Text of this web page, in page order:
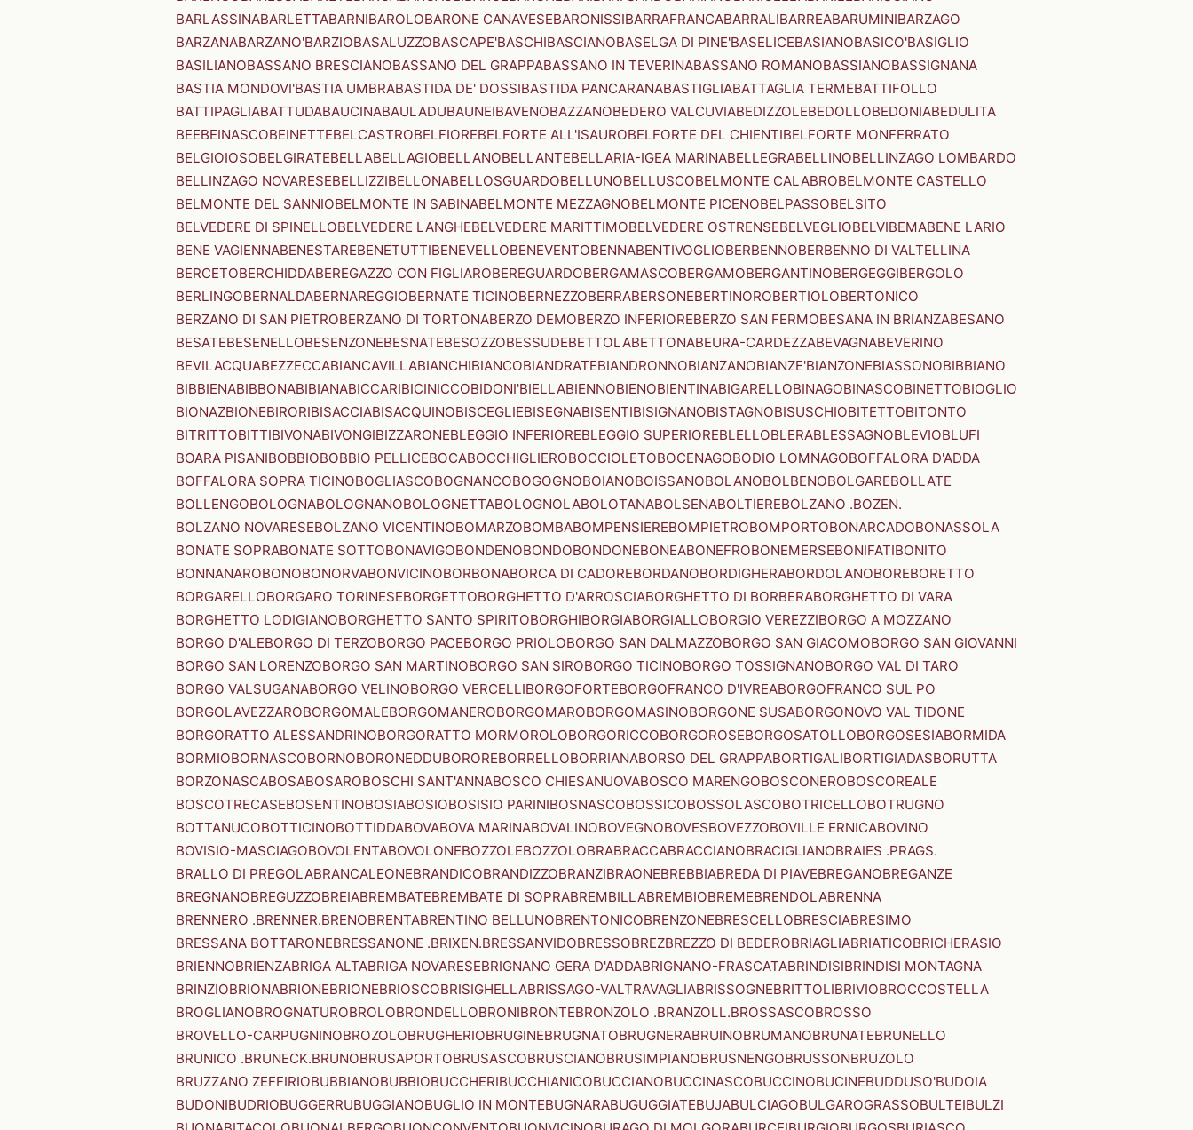
BARLASSINABARLETTABARNIBAROLOBARONE CANAVESEBARONISSIBARRAFRANCABARRALIBARREABARUMINIBARZAGO
BARZANABARZANO'BARZIOBASALUZZOBASCAPE'BASCHIBASCIANOBASELGA DI PINE'BASELICEBASIANOBASICO'BASIGLIO
BASILIANOBASSANO BRESCIANOBASSANO DEL GRAPPABASSANO IN TEVERINABASSANO ROMANOBASSIANOBASSIGNANA
BASTIA MONDOVI'BASTIA UMBRABASTIDA DE' DOSSIBASTIDA PANCARANABASTIGLIABATTAGLIA TERMEBATTIFOLLO
BATTIPAGLIABATTUDABAUCINABAULADUBAUNEIBAVENOBAZZANOBEDERO VALCUVIABEDIZZOLEBEDOLLOBEDONIABEDULITA
BEEBEINASCOBEINETTEBELCASTROBELFIOREBELFORTE ALL'ISAUROBELFORTE DEL CHIENTIBELFORTE MONFERRATO
BELGIOIOSOBELGIRATEBELLABELLAGIOBELLANOBELLANTEBELLARIA-IGEA MARINABELLEGRABELLINOBELLINZAGO LOMBARDO
BELLINZAGO NOVARESEBELLIZZIBELLONABELLOSGUARDOBELLUNOBELLUSCOBELMONTE CALABROBELMONTE CASTELLO
BELMONTE DEL SANNIOBELMONTE IN SABINABELMONTE MEZZAGNOBELMONTE PICENOBELPASSOBELSITO
BELVEDERE DI SPINELLOBELVEDERE LANGHEBELVEDERE MARITTIMOBELVEDERE OSTRENSEBELVEGLIOBELVIBEMABENE LARIO
BENE VAGIENNABENESTAREBENETUTTIBENEVELLOBENEVENTOBENNABENTIVOGLIOBERBENNOBERBENNO DI VALTELLINA
BERCETOBERCHIDDABEREGAZZO CON FIGLIAROBEREGUARDOBERGAMASCOBERGAMOBERGANTINOBERGEGGIBERGOLO
BERLINGOBERNALDABERNAREGGIOBERNATE TICINOBERNEZZOBERRABERSONEBERTINOROBERTIOLOBERTONICO
BERZANO DI SAN PIETROBERZANO DI TORTONABERZO DEMOBERZO INFERIOREBERZO SAN FERMOBESANA IN BRIANZABESANO
BESATEBESENELLOBESENZONEBESNATEBESOZZOBESSUDEBETTOLABETTONABEURA-CARDEZZABEVAGNABEVERINO
BEVILACQUABEZZECCABIANCAVILLABIANCHIBIANCOBIANDRATEBIANDRONNOBIANZANOBIANZE'BIANZONEBIASSONOBIBBIANO
BIBBIENABIBBONABIBIANABICCARIBICINICCOBIDONI'BIELLABIENNOBIENOBIENTINABIGARELLOBINAGOBINASCOBINETTOBIOGLIO
BIONAZBIONEBIRORIBISACCIABISACQUINOBISCEGLIEBISEGNABISENTIBISIGNANOBISTAGNOBISUSCHIOBITETTOBITONTO
BITRITTOBITTIBIVONABIVONGIBIZZARONEBLEGGIO INFERIOREBLEGGIO SUPERIOREBLELLOBLERABLESSAGNOBLEVIOBLUFI
BOARA PISANIBOBBIOBOBBIO PELLICEBOCABOCCHIGLIEROBOCCIOLETOBOCENAGOBODIO LOMNAGOBOFFALORA D'ADDA
BOFFALORA SOPRA TICINOBOGLIASCOBOGNANCOBOGOGNOBOIANOBOISSANOBOLANOBOLBENOBOLGAREBOLLATE
BOLLENGOBOLOGNABOLOGNANOBOLOGNETTABOLOGNOLABOLOTANABOLSENABOLTIEREBOLZANO .BOZEN.
BOLZANO NOVARESEBOLZANO VICENTINOBOMARZOBOMBABOMPENSIEREBOMPIETROBOMPORTOBONARCADOBONASSOLA
BONATE SOPRABONATE SOTTOBONAVIGOBONDENOBONDOBONDONEBONEABONEFROBONEMERSEBONIFATIBONITO
BONNANAROBONOBONORVABONVICINOBORBONABORCA DI CADOREBORDANOBORDIGHERABORDOLANOBOREBORETTO
BORGARELLOBORGARO TORINESEBORGETTOBORGHETTO D'ARROSCIABORGHETTO DI BORBERABORGHETTO DI VARA
BORGHETTO LODIGIANOBORGHETTO SANTO SPIRITOBORGHIBORGIABORGIALLOBORGIO VEREZZIBORGO A MOZZANO
BORGO D'ALEBORGO DI TERZOBORGO PACEBORGO PRIOLOBORGO SAN DALMAZZOBORGO SAN GIACOMOBORGO SAN GIOVANNI
BORGO SAN LORENZOBORGO SAN MARTINOBORGO SAN SIROBORGO TICINOBORGO TOSSIGNANOBORGO VAL DI TARO
BORGO VALSUGANABORGO VELINOBORGO VERCELLIBORGOFORTEBORGOFRANCO D'IVREABORGOFRANCO SUL PO
BORGOLAVEZZAROBORGOMALEBORGOMANEROBORGOMAROBORGOMASINOBORGONE SUSABORGONOVO VAL TIDONE
BORGORATTO ALESSANDRINOBORGORATTO MORMOROLOBORGORICCOBORGOROSEBORGOSATOLLOBORGOSESIABORMIDA
BORMIOBORNASCOBORNOBORONEDDUBOROREBORRELLOBORRIANABORSO DEL GRAPPABORTIGALIBORTIGIADASBORUTTA
BORZONASCABOSABOSAROBOSCHI SANT'ANNABOSCO CHIESANUOVABOSCO MARENGOBOSCONEROBOSCOREALE
BOSCOTRECASEBOSENTINOBOSIABOSIOBOSISIO PARINIBOSNASCOBOSSICOBOSSOLASCOBOTRICELLOBOTRUGNO
BOTTANUCOBOTTICINOBOTTIDDABOVABOVA MARINABOVALINOBOVEGNOBOVESBOVEZZOBOVILLE ERNICABOVINO
BOVISIO-MASCIAGOBOVOLENTABOVOLONEBOZZOLEBOZZOLOBRABRACCABRACCIANOBRACIGLIANOBRAIES .PRAGS.
BRALLO DI PREGOLABRANCALEONEBRANDICOBRANDIZZOBRANZIBRAONEBREBBIABREDA DI PIAVEBREGANOBREGANZE
BREGNANOBREGUZZOBREIABREMBATEBREMBATE DI SOPRABREMBILLABREMBIOBREMEBRENDOLABRENNA
BRENNERO .BRENNER.BRENOBRENTABRENTINO BELLUNOBRENTONICOBRENZONEBRESCELLOBRESCIABRESIMO
BRESSANA BOTTARONEBRESSANONE .BRIXEN.BRESSANVIDOBRESSOBREZBREZZO DI BEDEROBRIAGLIABRIATICOBRICHERASIO
BRIENNOBRIENZABRIGA ALTABRIGA NOVARESEBRIGNANO GERA D'ADDABRIGNANO-FRASCATABRINDISIBRINDISI MONTAGNA
BRINZIOBRIONABRIONEBRIONEBRIOSCOBRISIGHELLABRISSAGO-VALTRAVAGLIABRISSOGNEBRITTOLIBRIVIOBROCCOSTELLA
BROGLIANOBROGNATUROBROLOBRONDELLOBRONIBRONTEBRONZOLO .BRANZOLL.BROSSASCOBROSSO
BROVELLO-CARPUGNINOBROZOLOBRUGHERIOBRUGINEBRUGNATOBRUGNERABRUINOBRUMANOBRUNATEBRUNELLO
BRUNICO .BRUNECK.BRUNOBRUSAPORTOBRUSASCOBRUSCIANOBRUSIMPIANOBRUSNENGOBRUSSONBRUZOLO
BRUZZANO ZEFFIRIOBUBBIANOBUBBIOBUCCHERIBUCCHIANICOBUCCIANOBUCCINASCOBUCCINOBUCINEBUDDUSO'BUDOIA
BUDONIBUDRIOBUGGERRUBUGGIANOBUGLIO IN MONTEBUGNARABUGUGGIATEBUJABULCIAGOBULGAROGRASSOBULTEIBULZI